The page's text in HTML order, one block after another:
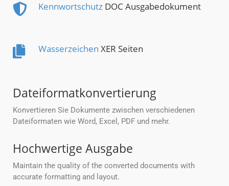
Kennwortschutz DOC Ausgabedokument
Wasserzeichen XER Seiten
Dateiformatkonvertierung
Konvertieren Sie Dokumente zwischen verschiedenen
Dateiformaten wie Word, Excel, PDF und mehr.
Hochwertige Ausgabe
Maintain the quality of the converted documents with
accurate formatting and layout.